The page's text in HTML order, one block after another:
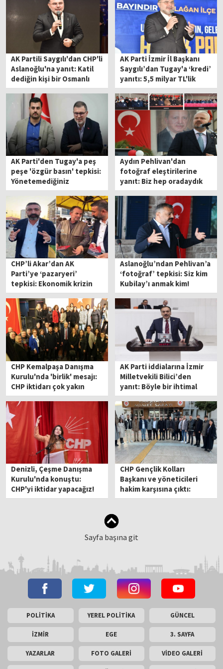
AK Partili Saygılı'dan CHP'li
Aslanoğlu'na yanıt: Katil
dediğin kişi bir Osmanlı
alimi!
AK Parti İzmir İl Başkanı
Saygılı’dan Tugay'a ‘kredi’
yanıtı: 5,5 milyar TL'lik
kredin hazır neden
kullanmıyorsun?
AK Parti'den Tugay'a peş
peşe 'özgür basın' tepkisi:
Yönetemediğiniz
belediyeler üzerinden
basına ayar çekemezsiniz
Aydın Pehlivan'dan
fotoğraf eleştirilerine
yanıt: Biz hep oradaydık
CHP’li Akar’dan AK
Parti’ye ‘pazaryeri’
tepkisi: Ekonomik krizin
hesabını verin!
Aslanoğlu’ndan Pehlivan’a
‘fotoğraf’ tepkisi: Siz kim
Kubilay’ı anmak kim!
CHP Kemalpaşa Danışma
Kurulu'nda 'birlik' mesajı:
CHP iktidarı çok yakın
AK Parti iddialarına İzmir
Milletvekili Bilici’den
yanıt: Böyle bir ihtimal
yok!
Denizli, Çeşme Danışma
Kurulu'nda konuştu:
CHP'yi iktidar yapacağız!
CHP Gençlik Kolları
Başkanı ve yöneticileri
hakim karşısına çıktı:
Duruşma ertelendi
Sayfa başına git
POLİTİKA YEREL POLİTİKA GÜNCEL
İZMİR EGE 3. SAYFA
YAZARLAR FOTO GALERİ VİDEO GALERİ